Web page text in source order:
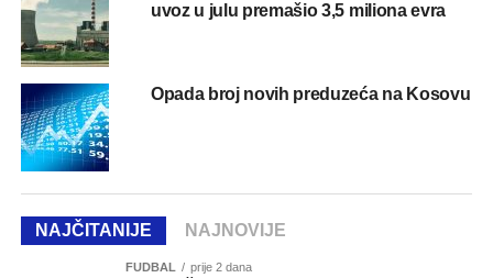
uvoz u julu premašio 3,5 miliona evra
Opada broj novih preduzeća na Kosovu
NAJČITANIJE NAJNOVIJE
FUDBAL prije 2 dana